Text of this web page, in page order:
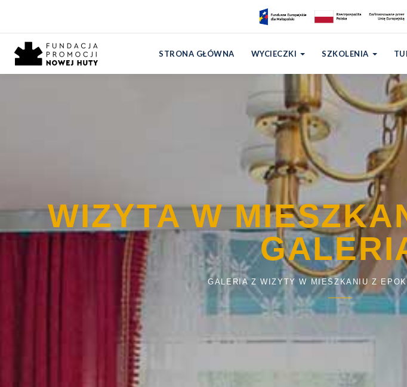
Wizyta w Mieszkaniu z Epoki -
STRONA GŁÓWNA WYCIECZKI SZKOLENIA
Strona główna
WIZYTA W
GALERIA Z WIZYTY W MIESZKANIU Z